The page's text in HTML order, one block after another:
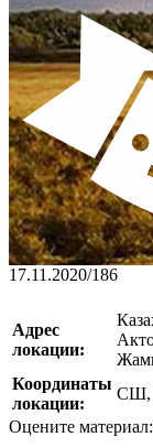
17.11.2020/186
Адрес
локации:
Координаты
локации:
СШ,
Оцените материал: